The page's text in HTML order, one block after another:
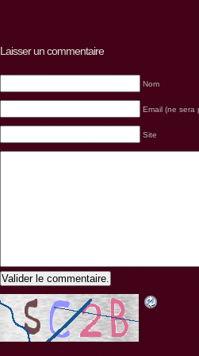
Laisser un commentaire
Nom
Email (ne sera
Site
Valider le commentaire.